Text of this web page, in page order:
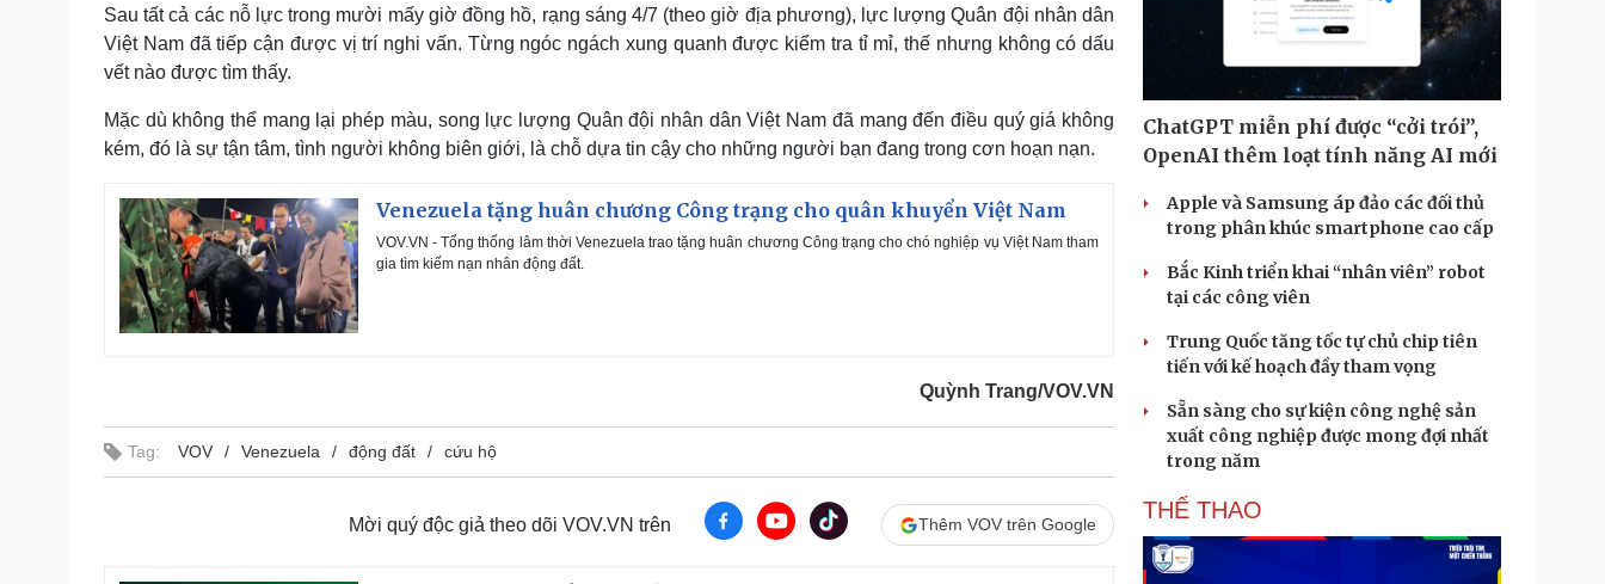
​Sau tất cả các nỗ lực trong mười mấy giờ đồng hồ, rạng sáng 4/7 (theo giờ địa phương), lực lượng Quân đội nhân dân
Việt Nam đã tiếp cận được vị trí nghi vấn. Từng ngóc ngách xung quanh được kiểm tra tỉ mỉ, thế nhưng không có dấu
vết nào được tìm thấy.
​Mặc dù không thể mang lại phép màu, song lực lượng Quân đội nhân dân Việt Nam đã mang đến điều quý giá không
kém, đó là sự tận tâm, tình người không biên giới, là chỗ dựa tin cậy cho những người bạn đang trong cơn hoạn nạn.
Venezuela tặng huân chương Công trạng cho quân khuyển Việt Nam
VOV.VN - Tổng thống lâm thời Venezuela trao tặng huân chương Công trạng cho chó nghiệp vụ Việt Nam tham
gia tìm kiếm nạn nhân động đất.
Quỳnh Trang/VOV.VN
Tag: VOV Venezuela động đất cứu hộ
Mời quý độc giả theo dõi VOV.VN trên Thêm VOV trên Google
ChatGPT miễn phí được “cởi trói”,
OpenAI thêm loạt tính năng AI mới
Apple và Samsung áp đảo các đối thủ
trong phân khúc smartphone cao cấp
Bắc Kinh triển khai “nhân viên” robot
tại các công viên
Trung Quốc tăng tốc tự chủ chip tiên
tiến với kế hoạch đầy tham vọng
Sẵn sàng cho sự kiện công nghệ sản
xuất công nghiệp được mong đợi nhất
trong năm
THỂ THAO